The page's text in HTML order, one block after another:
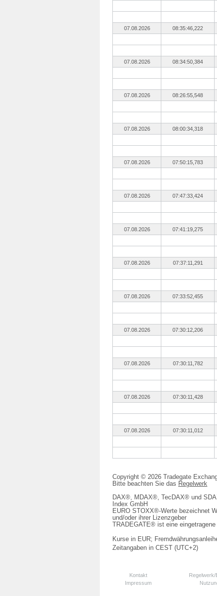
07.08.2026 08:35:46,222
07.08.2026 08:34:50,384
07.08.2026 08:26:55,548
07.08.2026 08:00:34,318
07.08.2026 07:50:15,783
07.08.2026 07:47:33,424
07.08.2026 07:41:19,275
07.08.2026 07:37:11,291
07.08.2026 07:33:52,455
07.08.2026 07:30:12,206
07.08.2026 07:30:11,782
07.08.2026 07:30:11,428
07.08.2026 07:30:11,012
Copyright © 2026 Tradegate
Bitte beachten Sie das Regelwerk
DAX®, MDAX®, TecDAX® und
Index GmbH
EURO STOXX®-Werte bezeichnet
und/oder ihrer Lizenzgeber
TRADEGATE® ist eine
Kurse in EUR;
Zeitangaben in CEST (UTC+2)
Kontakt
Impressum